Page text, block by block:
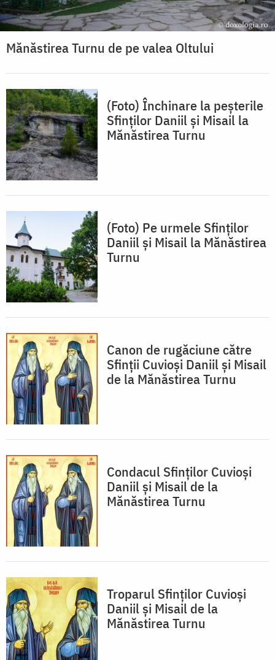
Mănăstirea Turnu de pe valea Oltului
(Foto) Închinare la peșterile
Sfinților Daniil și Misail la
Mănăstirea Turnu
(Foto) Pe urmele Sfinților
Daniil și Misail la Mănăstirea
Turnu
Canon de rugăciune către
Sfinţii Cuvioşi Daniil şi Misail
de la Mănăstirea Turnu
Condacul Sfinţilor Cuvioşi
Daniil şi Misail de la
Mănăstirea Turnu
Troparul Sfinţilor Cuvioşi
Daniil şi Misail de la
Mănăstirea Turnu